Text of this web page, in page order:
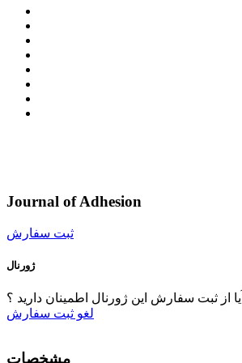
Journal of Adhesion
ثبت سفارش
ژورنال
آیا از ثبت سفارش این ژورنال اطمینان دارید ؟
لغو ثبت سفارش
مشخصات